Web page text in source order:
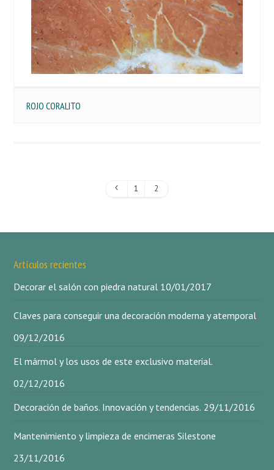
ROJO CORALITO
1 2
Artículos recientes
Decorar el salón con piedra natural 10/01/2017
Claves para conseguir una decoración moderna y atemporal
09/12/2016
El mármol y los usos de este exclusivo material.
02/12/2016
Decoración de baños. Innovación y tendencias. 29/11/2016
Mantenimiento y limpieza de encimeras Silestone
23/11/2016